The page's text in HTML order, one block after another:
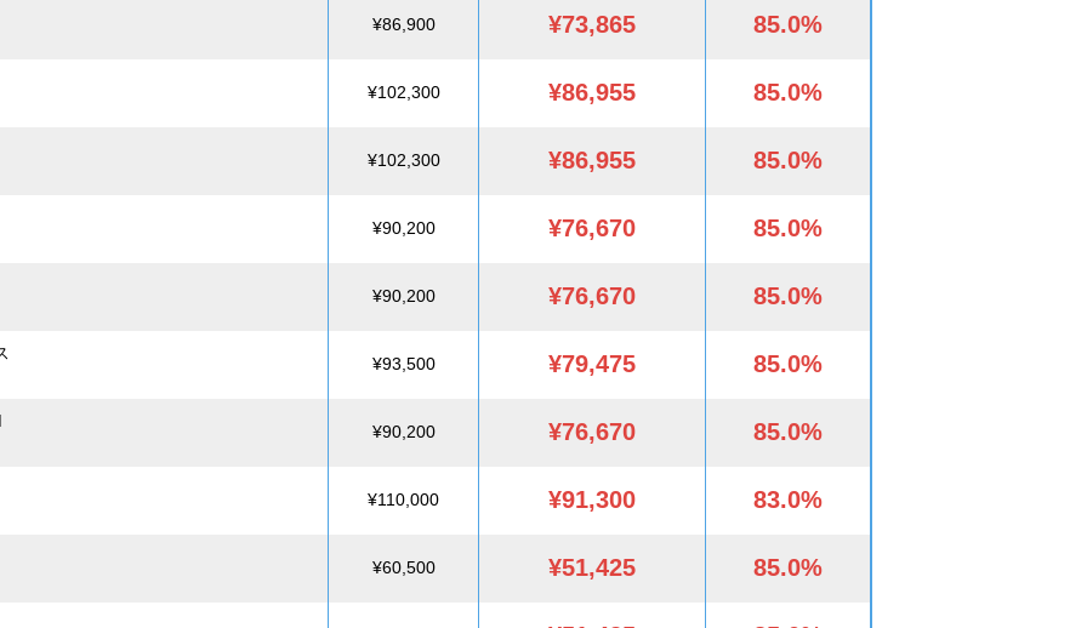
¥86,900 ¥73,865 85.0%
¥102,300 ¥86,955 85.0%
¥102,300 ¥86,955 85.0%
¥90,200 ¥76,670 85.0%
¥90,200 ¥76,670 85.0%
¥93,500 ¥79,475 85.0%
¥90,200 ¥76,670 85.0%
¥110,000 ¥91,300 83.0%
¥60,500 ¥51,425 85.0%